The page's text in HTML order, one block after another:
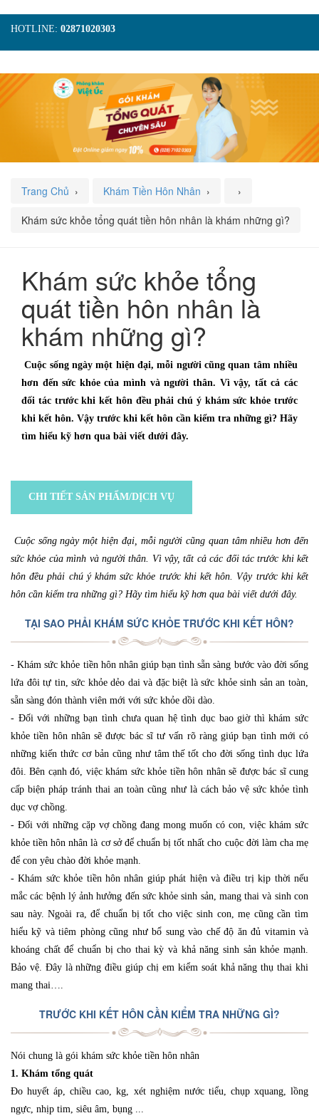
HOTLINE: 02871020303
TRANG CHỦ
GIỚI THIỆU
TIN TỨC
DỊCH VỤ
GÓI KHÁM
HÌNH ẢNH
LIÊN HỆ
ĐẶT LỊCH KHÁM
Trang Chủ › Khám Tiền Hôn Nhân › ›
Khám sức khỏe tổng quát tiền hôn nhân là khám những gì?
Khám sức khỏe tổng
quát tiền hôn nhân là
khám những gì?
Cuộc sống ngày một hiện đại, mỗi người cũng quan tâm nhiều
hơn đến sức khỏe của mình và người thân. Vì vậy, tất cả các
đối tác trước khi kết hôn đều phải chú ý khám sức khỏe trước
khi kết hôn. Vậy trước khi kết hôn cần kiểm tra những gì? Hãy
tìm hiểu kỹ hơn qua bài viết dưới đây.
CHI TIẾT SẢN PHẨM/DỊCH VỤ
Cuộc sống ngày một hiện đại, mỗi người cũng quan tâm nhiều hơn đến
sức khỏe của mình và người thân. Vì vậy, tất cả các đối tác trước khi kết
hôn đều phải chú ý khám sức khỏe trước khi kết hôn. Vậy trước khi kết
hôn cần kiểm tra những gì? Hãy tìm hiểu kỹ hơn qua bài viết dưới đây.
TẠI SAO PHẢI KHÁM SỨC KHỎE TRƯỚC KHI KẾT HÔN?
- Khám sức khỏe tiền hôn nhân giúp bạn tình sẵn sàng bước vào đời sống
lứa đôi tự tin, sức khỏe dẻo dai và đặc biệt là sức khỏe sinh sản an toàn,
sẵn sàng đón thành viên mới với sức khỏe dồi dào.
- Đối với những bạn tình chưa quan hệ tình dục bao giờ thì khám sức
khỏe tiền hôn nhân sẽ được bác sĩ tư vấn rõ ràng giúp bạn tình mới có
những kiến ​​thức cơ bản cũng như tâm thế tốt cho đời sống tình dục lứa
đôi. Bên cạnh đó, việc khám sức khỏe tiền hôn nhân sẽ được bác sĩ cung
cấp biện pháp tránh thai an toàn cũng như là cách bảo vệ sức khỏe tình
dục vợ chồng.
- Đối với những cặp vợ chồng đang mong muốn có con, việc khám sức
khỏe tiền hôn nhân là cơ sở để chuẩn bị tốt nhất cho cuộc đời làm cha mẹ
để con yêu chào đời khỏe mạnh.
- Khám sức khỏe tiền hôn nhân giúp phát hiện và điều trị kịp thời nếu
mắc các bệnh lý ảnh hưởng đến sức khỏe sinh sản, mang thai và sinh con
sau này. Ngoài ra, để chuẩn bị tốt cho việc sinh con, mẹ cũng cần tìm
hiểu kỹ và tiêm phòng cũng như bổ sung vào chế độ ăn đủ vitamin và
khoáng chất để chuẩn bị cho thai kỳ và khả năng sinh sản khỏe mạnh.
Bảo vệ. Đây là những điều giúp chị em kiểm soát khả năng thụ thai khi
mang thai….
TRƯỚC KHI KẾT HÔN CẦN KIỂM TRA NHỮNG GÌ?
Nói chung là gói khám sức khỏe tiền hôn nhân
1. Khám tổng quát
Đo huyết áp, chiều cao, kg, xét nghiệm nước tiểu, chụp xquang, lồng
ngực, nhịp tim, siêu âm, bụng ...